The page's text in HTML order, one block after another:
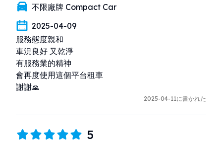
不限廠牌 Compact Car
2025-04-09
服務態度親和
車況良好 又乾淨
有服務業的精神
會再度使用這個平台租車
謝謝🙏
2025-04-11に書かれた
5